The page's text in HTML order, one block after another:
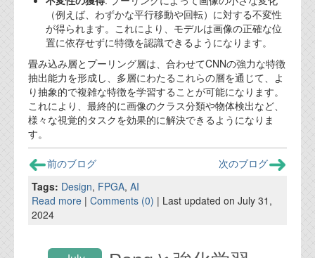
（例えば、わずかな平行移動や回転）に対する不変性
が得られます。これにより、モデルは画像の正確な位
置に依存せずに特徴を認識できるようになります。
畳み込み層とプーリング層は、合わせてCNNの強力な特徴
抽出能力を形成し、多層にわたるこれらの層を通じて、よ
り抽象的で複雑な特徴を学習することが可能になります。
これにより、最終的に画像のクラス分類や物体検出など、
様々な視覚的タスクを効果的に解決できるようになりま
す。
前のブログ
次のブログ
Tags: Design, FPGA, AI
Read more | Comments (0) | Last updated on July 31,
2024